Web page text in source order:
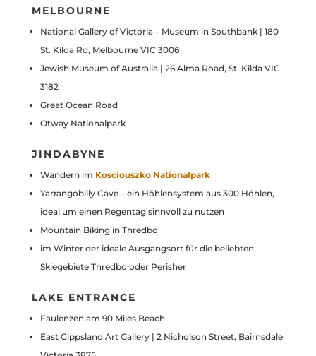
MELBOURNE
National Gallery of Victoria – Museum in Southbank | 180
St. Kilda Rd, Melbourne VIC 3006
Jewish Museum of Australia | 26 Alma Road, St. Kilda VIC
3182
Great Ocean Road
Otway Nationalpark
JINDABYNE
Wandern im Kosciouszko Nationalpark
Yarrangobilly Cave – ein Höhlensystem aus 300 Höhlen,
ideal um einen Regentag sinnvoll zu nutzen
Mountain Biking in Thredbo
im Winter der ideale Ausgangsort für die beliebten
Skiegebiete Thredbo oder Perisher
LAKE ENTRANCE
Faulenzen am 90 Miles Beach
East Gippsland Art Gallery | 2 Nicholson Street, Bairnsdale